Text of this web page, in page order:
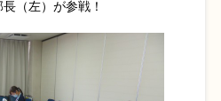
（左）が参戦！